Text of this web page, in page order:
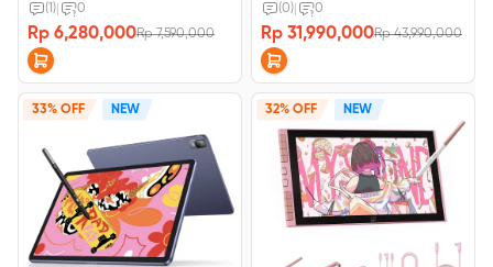
(1) 0
Rp 6,280,000Rp 7,590,000
(0) 0
Rp 31,990,000Rp 43,990,000
33% OFF NEW 32% OFF NEW